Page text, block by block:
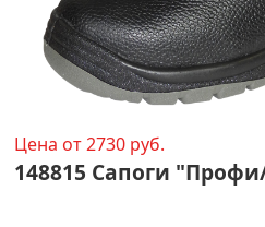
Цена от 2730 руб.
148815 Сапоги